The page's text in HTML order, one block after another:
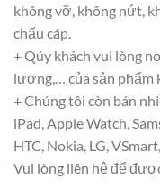
không vỡ, không nứt,
chấu cáp.
+ Qúy khách vui lòng
lượng,… của sản phẩm
+ Chúng tôi còn bán
iPad, Apple Watch,
HTC, Nokia, LG,
Vui lòng liên hệ để